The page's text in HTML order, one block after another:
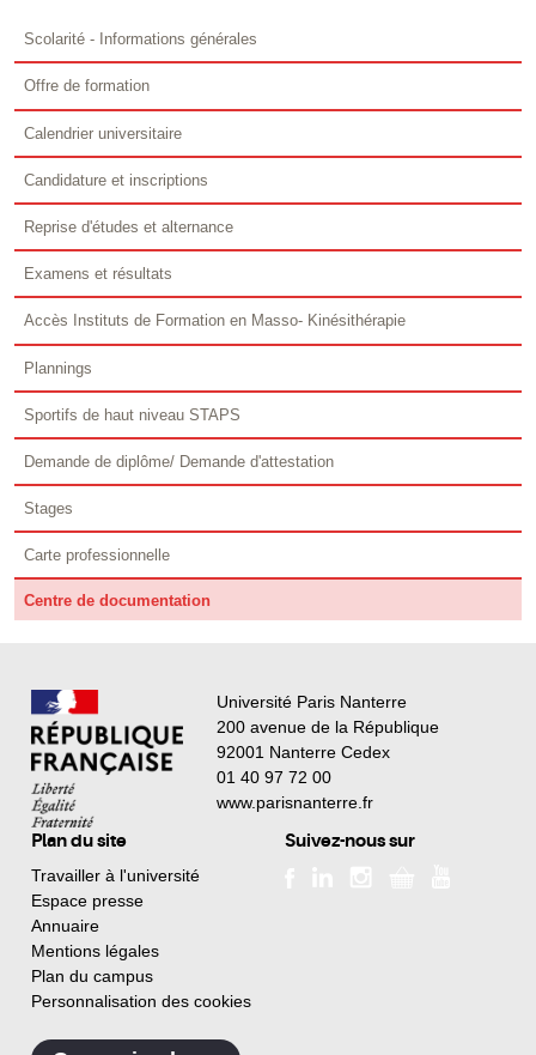
Scolarité - Informations générales
Offre de formation
Calendrier universitaire
Candidature et inscriptions
Reprise d'études et alternance
Examens et résultats
Accès Instituts de Formation en Masso- Kinésithérapie
Plannings
Sportifs de haut niveau STAPS
Demande de diplôme/ Demande d'attestation
Stages
Carte professionnelle
Centre de documentation
Université Paris Nanterre
200 avenue de la République
92001 Nanterre Cedex
01 40 97 72 00
www.parisnanterre.fr
Plan du site
Travailler à l'université
Espace presse
Annuaire
Mentions légales
Plan du campus
Personnalisation des cookies
Suivez-nous sur